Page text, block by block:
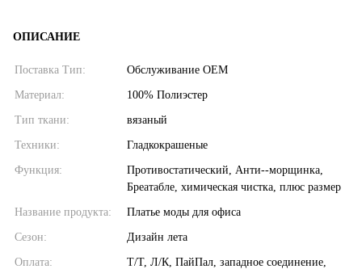
ОПИСАНИЕ
Поставка Тип: Обслуживание OEM
Материал: 100% Полиэстер
Тип ткани: вязаный
Техники: Гладкокрашеные
Функция:
Противостатический, Анти--морщинка,
Бреатабле, химическая чистка, плюс размер
Название продукта: Платье моды для офиса
Сезон: Дизайн лета
Оплата:
Т/Т, Л/К, ПайПал, западное соединение,